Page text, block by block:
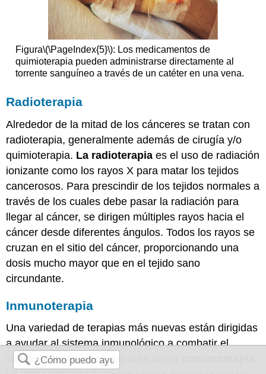
Figura\(\PageIndex{5}\): Los medicamentos de
quimioterapia pueden administrarse directamente al
torrente sanguíneo a través de un catéter en una vena.
Radioterapia
Alrededor de la mitad de los cánceres se tratan con
radioterapia, generalmente además de cirugía y/o
quimioterapia. La radioterapia es el uso de radiación
ionizante como los rayos X para matar los tejidos
cancerosos. Para prescindir de los tejidos normales a
través de los cuales debe pasar la radiación para
llegar al cáncer, se dirigen múltiples rayos hacia el
cáncer desde diferentes ángulos. Todos los rayos se
cruzan en el sitio del cáncer, proporcionando una
dosis mucho mayor que en el tejido sano
circundante.
Inmunoterapia
Una variedad de terapias más nuevas están dirigidas
a ayudar al sistema inmunológico a combatir el
cáncer. Este tipo de terapia se llama